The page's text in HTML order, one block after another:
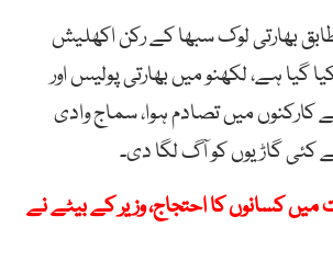
بھارتی لوک سبھا کے رکن اکھلیش
گیا ہے، لکھنو میں بھارتی پولیس اور
کارکنوں میں تصادم ہوا، سماج وادی
کئی گاڑیوں کو آگ لگا دی۔
میں کسانوں کا احتجاج، وزیر کے بیٹے نے